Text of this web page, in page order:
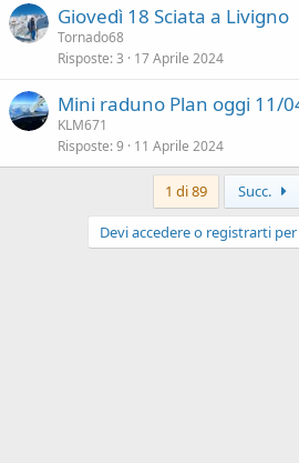
Giovedì 18 Sciata a Livigno
Tornado68
Risposte 3 17 Aprile 2024
Mini raduno Plan oggi 11/
KLM671
Risposte 9 11 Aprile 2024
1 di 89 Succ.
Devi accedere o registrarti